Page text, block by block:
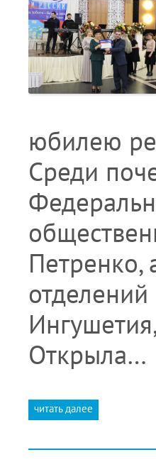
юбилею
Среди
Петренко,
Открыла…
читать далее